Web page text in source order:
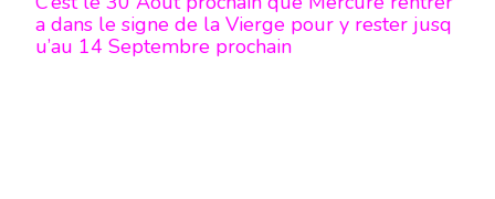
a dans le signe de la Vierge pour y rester jusq
u’au 14 Septembre prochain